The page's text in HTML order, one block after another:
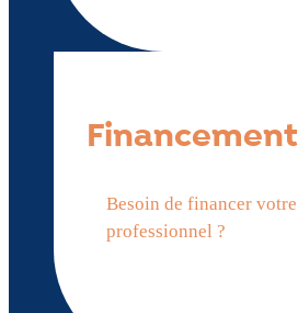
Financement
Besoin de financer
professionnel ?